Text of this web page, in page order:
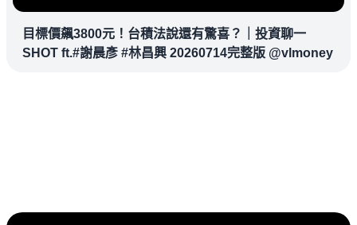
目標價飆3800元！台積法說還有驚喜？｜投資聊一
SHOT ft.#謝晨彥 #林昌興 20260714完整版 @vlmoney